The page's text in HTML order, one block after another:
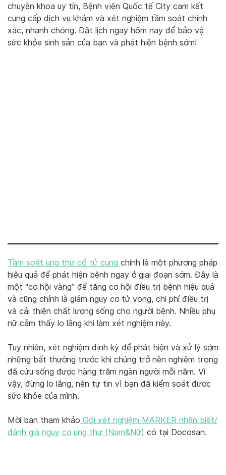
chuyên khoa uy tín, Bệnh viện Quốc tế City cam kết
cung cấp dịch vụ khám và xét nghiệm tầm soát chính
xác, nhanh chóng. Đặt lịch ngay hôm nay để bảo vệ
sức khỏe sinh sản của bạn và phát hiện bệnh sớm!
Tầm soát ung thư cổ tử cung chính là một phương pháp
hiệu quả để phát hiện bệnh ngay ở giai đoạn sớm. Đây là
một “cơ hội vàng” để tăng cơ hội điều trị bệnh hiệu quả
và cũng chính là giảm nguy cơ tử vong, chi phí điều trị
và cải thiện chất lượng sống cho người bệnh. Nhiều phụ
nữ cảm thấy lo lắng khi làm xét nghiệm này.
Tuy nhiên, xét nghiệm định kỳ để phát hiện và xử lý sớm
những bất thường trước khi chúng trở nên nghiêm trọng
đã cứu sống được hàng trăm ngàn người mỗi năm. Vì
vậy, đừng lo lắng, nên tự tin vì bạn đã kiểm soát được
sức khỏe của mình.
Mời bạn tham khảo Gói xét nghiệm MARKER nhận biết/
đánh giá nguy cơ ung thư (Nam&Nữ) có tại Docosan.